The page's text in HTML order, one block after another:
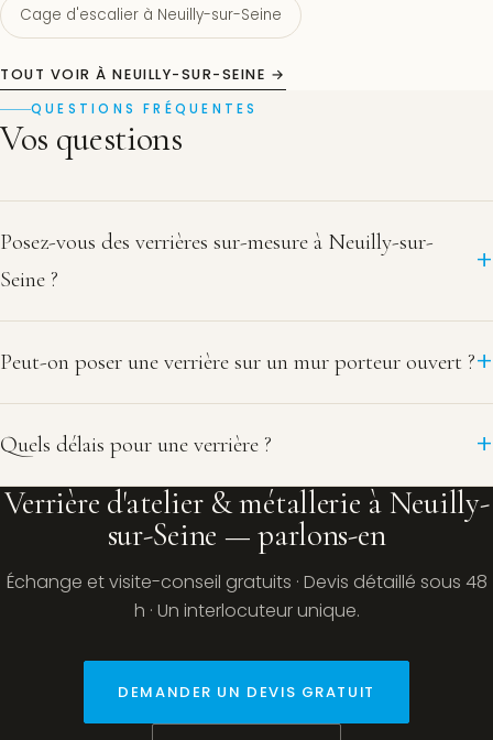
Cage d'escalier à Neuilly-sur-Seine
TOUT VOIR À NEUILLY-SUR-SEINE →
QUESTIONS FRÉQUENTES
Vos questions
Posez-vous des verrières sur-mesure à Neuilly-sur-
Seine ?
Peut-on poser une verrière sur un mur porteur ouvert ?
Quels délais pour une verrière ?
Verrière d'atelier & métallerie à Neuilly-
sur-Seine — parlons-en
Échange et visite-conseil gratuits · Devis détaillé sous 48
h · Un interlocuteur unique.
DEMANDER UN DEVIS GRATUIT